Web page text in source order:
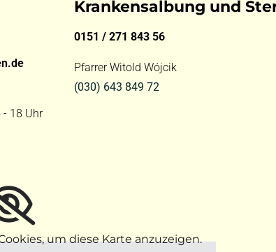
- 18 Uhr
Krankensalbung und
0151 / 271 843 56
Pfarrer Witold Wójcik
(030) 643 849 72
um diese Karte anzuzeigen.